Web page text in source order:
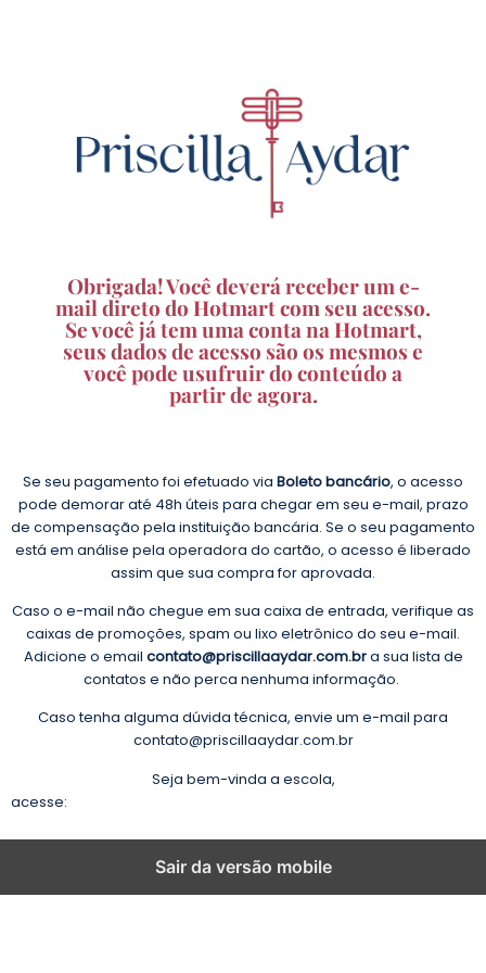
Obrigada! Você deverá receber um e-
mail direto do Hotmart com seu acesso.
Se você já tem uma conta na Hotmart,
seus dados de acesso são os mesmos e
você pode usufruir do conteúdo a
partir de agora.
Se seu pagamento foi efetuado via Boleto bancário, o acesso
pode demorar até 48h úteis para chegar em seu e-mail, prazo
de compensação pela instituição bancária. Se o seu pagamento
está em análise pela operadora do cartão, o acesso é liberado
assim que sua compra for aprovada.
Caso o e-mail não chegue em sua caixa de entrada, verifique as
caixas de promoções, spam ou lixo eletrônico do seu e-mail.
Adicione o email contato@priscillaaydar.com.bra sua lista de
contatos e não perca nenhuma informação.
Caso tenha alguma dúvida técnica, envie um e-mail para
contato@priscillaaydar.com.br
Seja bem-vinda a escola,
acesse:
Sair da versão mobile